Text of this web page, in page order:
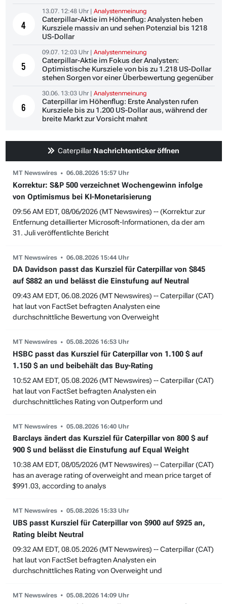
4
13.07. 12:48 Uhr |Analystenmeinung
Caterpillar-Aktie im Höhenflug: Analysten heben
Kursziele massiv an und sehen Potenzial bis 1218
US-Dollar
5
09.07. 12:03 Uhr |Analystenmeinung
Caterpillar-Aktie im Fokus der Analysten:
Optimistische Kursziele von bis zu 1.218 US-Dollar
stehen Sorgen vor einer Überbewertung gegenüber
6
30.06. 13:03 Uhr |Analystenmeinung
Caterpillar im Höhenflug: Erste Analysten rufen
Kursziele bis zu 1.200 US-Dollar aus, während der
breite Markt zur Vorsicht mahnt
Caterpillar Nachrichtenticker öffnen
MT Newswires 06.08.2026 15:57 Uhr
Korrektur: S&P 500 verzeichnet Wochengewinn infolge
von Optimismus bei KI-Monetarisierung
09:56 AM EDT, 08/06/2026 (MT Newswires) -- (Korrektur zur
Entfernung detaillierter Microsoft-Informationen, da der am
31. Juli veröffentlichte Bericht
MT Newswires 06.08.2026 15:44 Uhr
DA Davidson passt das Kursziel für Caterpillar von $845
auf $882 an und belässt die Einstufung auf Neutral
09:43 AM EDT, 06.08.2026 (MT Newswires) -- Caterpillar (CAT)
hat laut von FactSet befragten Analysten eine
durchschnittliche Bewertung von Overweight
MT Newswires 05.08.2026 16:53 Uhr
HSBC passt das Kursziel für Caterpillar von 1.100 $ auf
1.150 $ an und beibehält das Buy-Rating
10:52 AM EDT, 05.08.2026 (MT Newswires) -- Caterpillar (CAT)
hat laut von FactSet befragten Analysten ein
durchschnittliches Rating von Outperform und
MT Newswires 05.08.2026 16:40 Uhr
Barclays ändert das Kursziel für Caterpillar von 800 $ auf
900 $ und belässt die Einstufung auf Equal Weight
10:38 AM EDT, 08/05/2026 (MT Newswires) -- Caterpillar (CAT)
has an average rating of overweight and mean price target of
$991.03, according to analys
MT Newswires 05.08.2026 15:33 Uhr
UBS passt Kursziel für Caterpillar von $900 auf $925 an,
Rating bleibt Neutral
09:32 AM EDT, 08.05.2026 (MT Newswires) -- Caterpillar (CAT)
hat laut von FactSet befragten Analysten ein
durchschnittliches Rating von Overweight und
MT Newswires 05.08.2026 14:09 Uhr